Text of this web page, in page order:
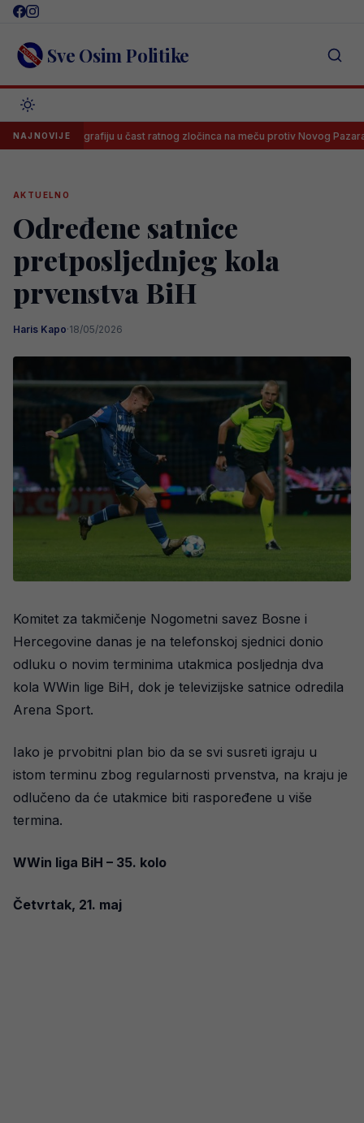
Skip
content Sve Osim Politike
NAJNOVIJE
koreografiju u čast ratnog zločinca na meču protiv Novog Pazara
AKTUELNO
Određene satnice
pretposljednjeg kola
prvenstva BiH
Haris Kapo·18/05/2026
Komitet za takmičenje Nogometni savez Bosne i
Hercegovine danas je na telefonskoj sjednici donio
odluku o novim terminima utakmica posljednja dva
kola WWin lige BiH, dok je televizijske satnice odredila
Arena Sport.
Iako je prvobitni plan bio da se svi susreti igraju u
istom terminu zbog regularnosti prvenstva, na kraju je
odlučeno da će utakmice biti raspoređene u više
termina.
WWin liga BiH – 35. kolo
Četvrtak, 21. maj